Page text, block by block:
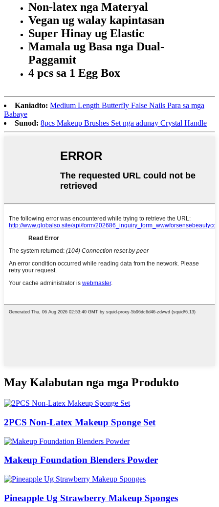
Non-latex nga Materyal
Vegan ug walay kapintasan
Super Hinay ug Elastic
Mamala ug Basa nga Dual-
Paggamit
4 pcs sa 1 Egg Box
Kaniadto: Medium Length Butterfly False Nails Para sa mga
Babaye
Sunod: 8pcs Makeup Brushes Set nga adunay Crystal Handle
May Kalabutan nga mga Produkto
2PCS Non-Latex Makeup Sponge Set
Makeup Foundation Blenders Powder
Pineapple Ug Strawberry Makeup Sponges